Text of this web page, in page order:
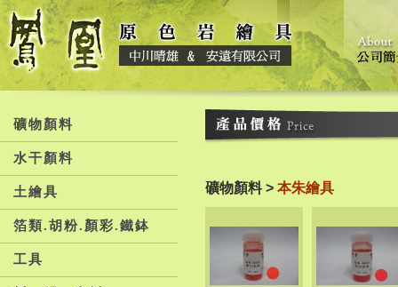
礦物顏料
水干顏料
土繪具
箔類.胡粉.顏彩.鐵鉢
工具
礦物顏料 > 本朱繪具